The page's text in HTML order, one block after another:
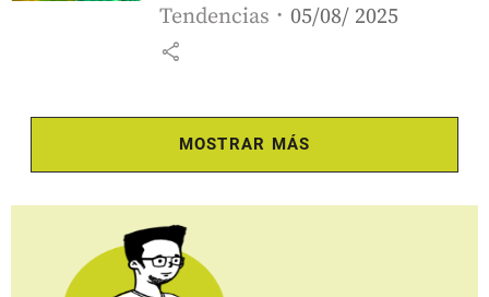
Tendencias 05/08/ 2025
share
MOSTRAR MÁS